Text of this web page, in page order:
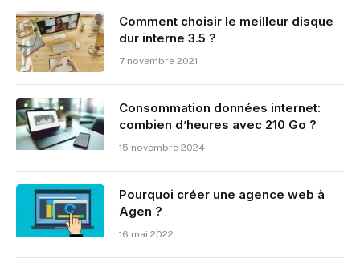
Comment choisir le meilleur disque
dur interne 3.5 ?
7 novembre 2021
Consommation données internet:
combien d’heures avec 210 Go ?
15 novembre 2024
Pourquoi créer une agence web à
Agen ?
16 mai 2022